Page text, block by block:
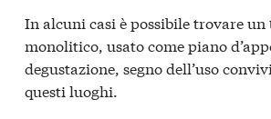
In alcuni casi è possibile trovare un
monolitico, usato come piano
degustazione, segno dell’uso
questi luoghi.